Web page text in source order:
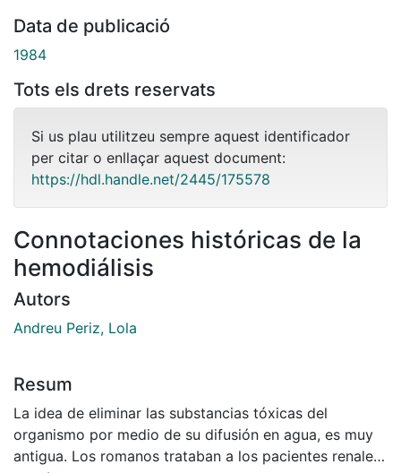
Data de publicació
1984
Tots els drets reservats
Si us plau utilitzeu sempre aquest identificador
per citar o enllaçar aquest document:
https://hdl.handle.net/2445/175578
Connotaciones históricas de la
hemodiálisis
Autors
Andreu Periz, Lola
Resum
La idea de eliminar las substan­cias tóxicas del
organismo por me­dio de su difusión en agua, es muy
antigua. Los romanos trataban a los pa­cientes renales